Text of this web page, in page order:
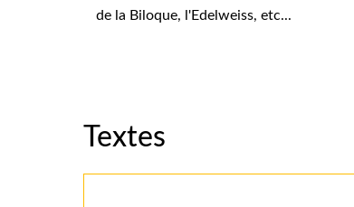
de la Biloque, l'Edelweiss, etc...
Textes